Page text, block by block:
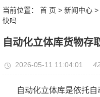
当前位置： 首 页 > 新闻中心 >
快吗
自动化立体库货物存
2026-05-11 11:04:01
自动化立体库是依托